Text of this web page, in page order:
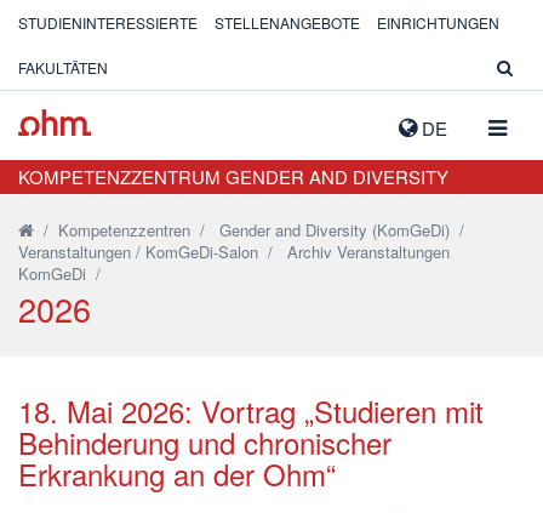
DE
STUDIENINTERESSIERTE STELLENANGEBOTE EINRICHTUNGEN
FAKULTÄTEN
KOMPETENZZENTRUM GENDER AND DIVERSITY
/ Kompetenzzentren / Gender and Diversity (KomGeDi) /
Veranstaltungen / KomGeDi-Salon / Archiv Veranstaltungen
KomGeDi /
2026
18. Mai 2026: Vortrag „Studieren mit
Behinderung und chronischer
Erkrankung an der Ohm“